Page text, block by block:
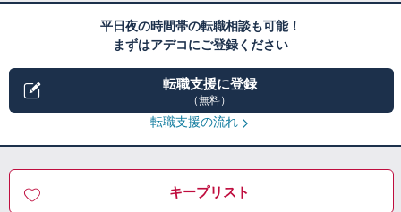
平日夜の時間帯の転職相談も可能！
まずはアデコにご登録ください
転職支援に登録
（無料）
転職支援の流れ
キープリスト